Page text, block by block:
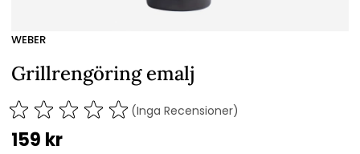
WEBER
Grillrengöring emalj
(Inga Recensioner)
159 kr